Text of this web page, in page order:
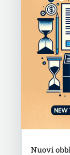
Nuovi